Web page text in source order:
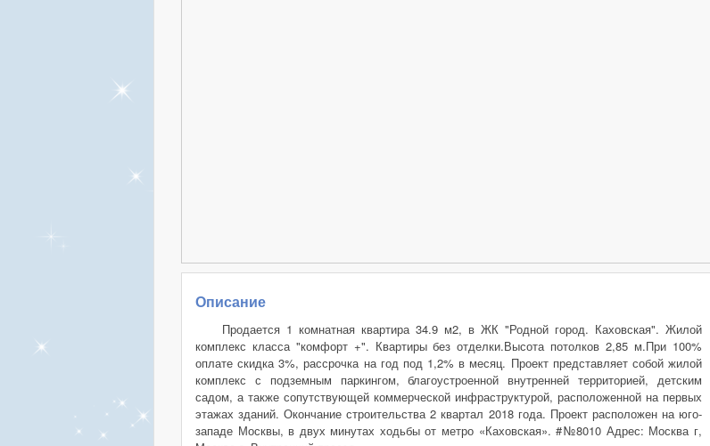
Описание
Продается 1 комнатная квартира 34.9 м2, в ЖК "Родной город. Каховская". Жилой
комплекс класса "комфорт +". Квартиры без отделки.Высота потолков 2,85 м.При 100%
оплате скидка 3%, рассрочка на год под 1,2% в месяц. Проект представляет собой жилой
комплекс с подземным паркингом, благоустроенной внутренней территорией, детским
садом, а также сопутствующей коммерческой инфраструктурой, расположенной на первых
этажах зданий. Окончание строительства 2 квартал 2018 года. Проект расположен на юго-
западе Москвы, в двух минутах ходьбы от метро «Каховская». #№8010 Адрес: Москва г,